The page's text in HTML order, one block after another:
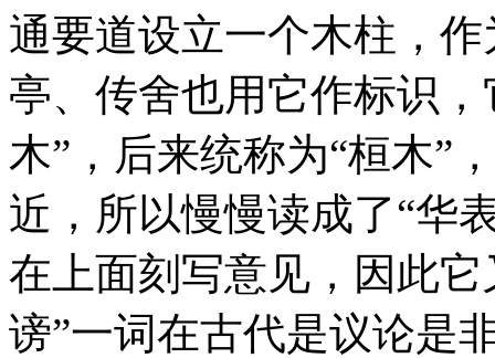
通要道设立一个木柱，
亭、传舍也用它作标识
木”，后来统称为“桓木”
近，所以慢慢读成了“华
在上面刻写意见，因此它
谤”一词在古代是议论是